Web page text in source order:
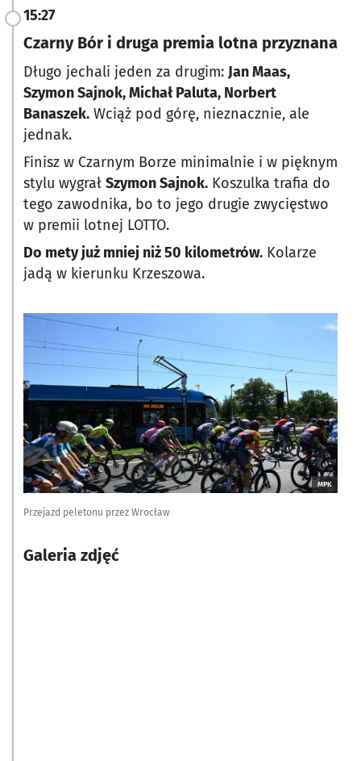
15:27
Czarny Bór i druga premia lotna przyznana
Długo jechali jeden za drugim: Jan Maas,
Szymon Sajnok, Michał Paluta, Norbert
Banaszek. Wciąż pod górę, nieznacznie, ale
jednak.
Finisz w Czarnym Borze minimalnie i w pięknym
stylu wygrał Szymon Sajnok. Koszulka trafia do
tego zawodnika, bo to jego drugie zwycięstwo
w premii lotnej LOTTO.
Do mety już mniej niż 50 kilometrów. Kolarze
jadą w kierunku Krzeszowa.
MPK
Przejazd peletonu przez Wrocław
Galeria zdjęć